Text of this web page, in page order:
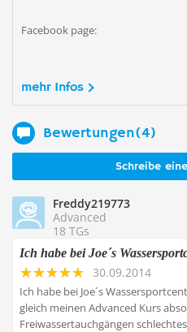
Facebook page:
mehr Infos
Bewertungen(4)
Schreibe
Freddy219773
Advanced
18 TGs
Ich habe bei Joe´s
30.09.2014
Ich habe bei Joe´s
gleich meinen Advanced Kurs
Freiwassertauchgängen